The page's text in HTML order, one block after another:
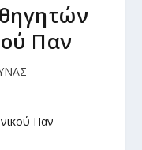
Παν